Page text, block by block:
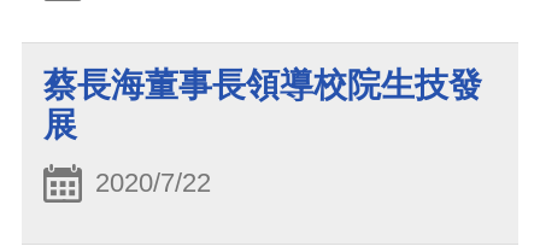
蔡長海董事長領導校院生技發
展
2020/7/22